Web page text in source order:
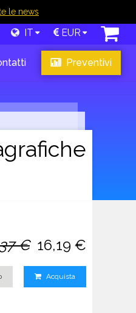
le news
IT EUR
Preventivi
€ 16,19 €
Acquista